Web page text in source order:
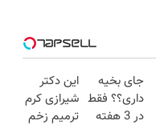
جای بخیه
داری؟؟ فقط
در 3 هفته
این دکتر
شیرازی کرم
ترمیم زخم